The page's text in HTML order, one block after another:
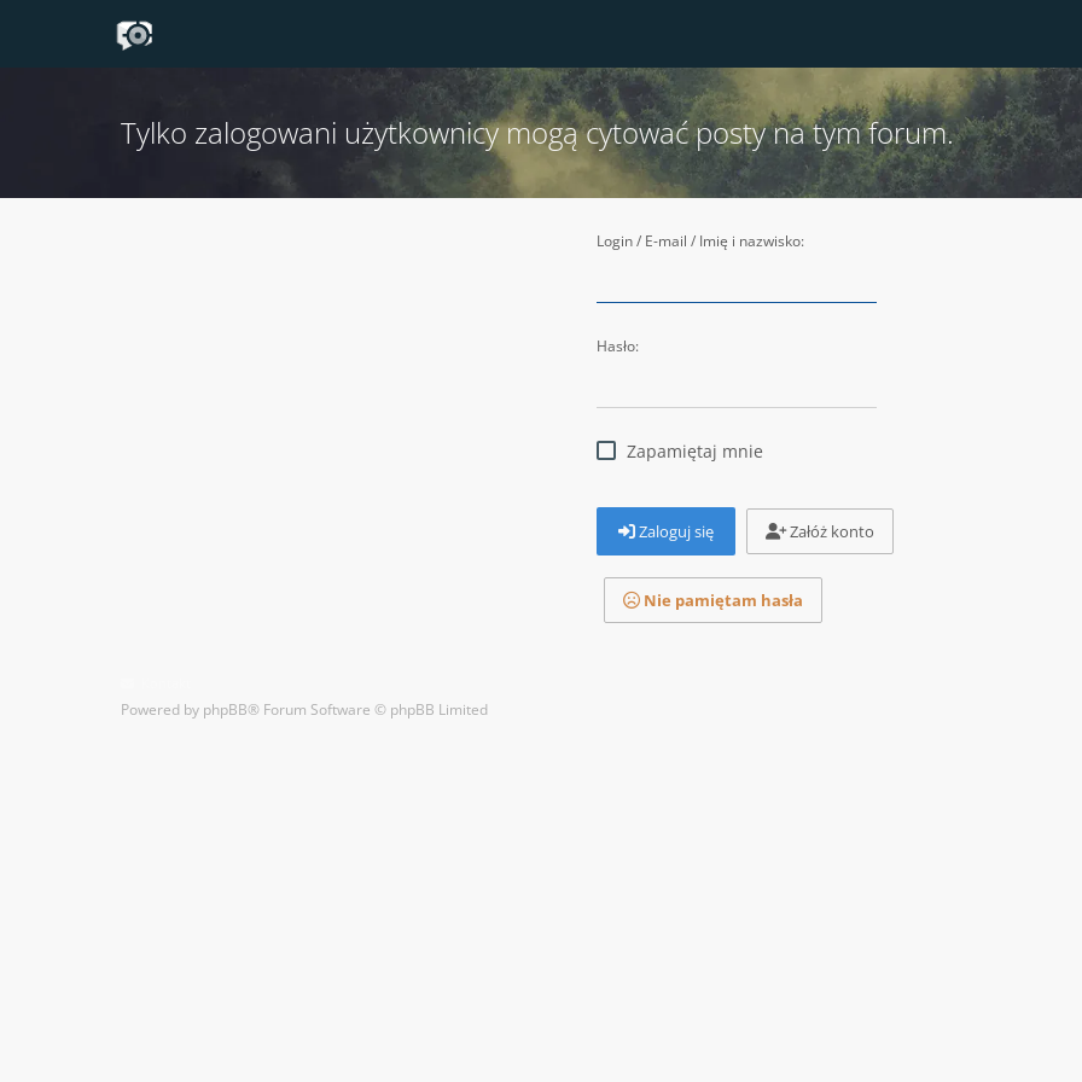
Tylko zalogowani użytkownicy mogą cytować posty na tym forum.
Login / E-mail / Imię i nazwisko:
Hasło:
Zapamiętaj mnie
Zaloguj się Załóż konto
Nie pamiętam hasła
Powered by phpBB® Forum Software © phpBB Limited